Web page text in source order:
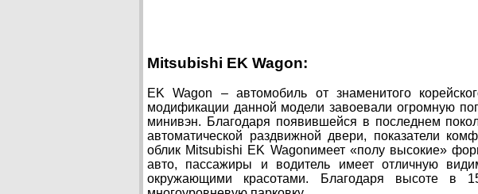
Mitsubishi EK Wagon:
EK Wagon – автомобиль от знаменитого
модификации данной модели завоевали огромную
минивэн. Благодаря появившейся в последнем
автоматической раздвижной двери, показатели
облик Mitsubishi EK Wagonимеет «полу высокие»
авто, пассажиры и водитель имеет отличную
окружающими красотами. Благодаря высоте в